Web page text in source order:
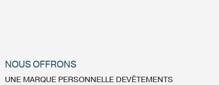
NOUS OFFRONS
UNE MARQUE PERSONNELLE DEVÊTEMENTS